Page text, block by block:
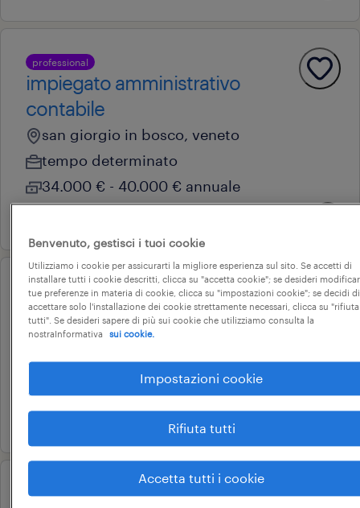
professional
impiegato amministrativo
contabile
san giorgio in bosco, veneto
tempo determinato
34.000 € - 40.000 € annuale
professional
back office estero (f/m/nb)
villa del conte, veneto
tempo indeterminato
28.000 € - 34.000 € annuale
10 luglio 2026
professional
Benvenuto, gestisci i tuoi cookie
Utilizziamo i cookie per assicurarti la migliore esperienza sul sito. Se accetti di
installare tutti i cookie descritti, clicca su "accetta cookie"; se desideri
tue preferenze in materia di cookie, clicca su "impostazioni cookie"; se decidi di
accettare solo l'installazione dei cookie strettamente necessari, clicca su "rifiuta
tutti". Se desideri sapere di più sui cookie che utilizziamo consulta la
nostraInformativa
sui cookie.
Impostazioni cookie
Rifiuta tutti
Accetta tutti i cookie